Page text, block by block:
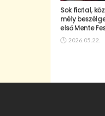
Sok fiatal,
mély
első Mente
2026.05.22.